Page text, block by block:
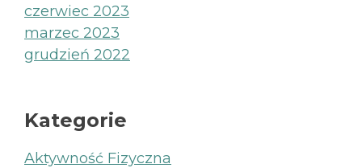
czerwiec 2023
marzec 2023
grudzień 2022
Kategorie
Aktywność Fizyczna